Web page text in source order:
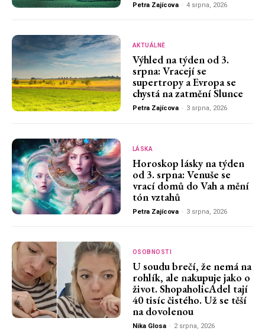
Petra Zajícova - 4 srpna, 2026
AKTUÁLNĚ
Výhled na týden od 3.
srpna: Vracejí se
supertropy a Evropa se
chystá na zatmění Slunce
Petra Zajícova - 3 srpna, 2026
LÁSKA
Horoskop lásky na týden
od 3. srpna: Venuše se
vrací domů do Vah a mění
tón vztahů
Petra Zajícova - 3 srpna, 2026
OSOBNOSTI
U soudu brečí, že nemá na
rohlík, ale nakupuje jako o
život. ShopaholicAdel tají
40 tisíc čistého. Už se těší
na dovolenou
Nika Glosa - 2 srpna, 2026